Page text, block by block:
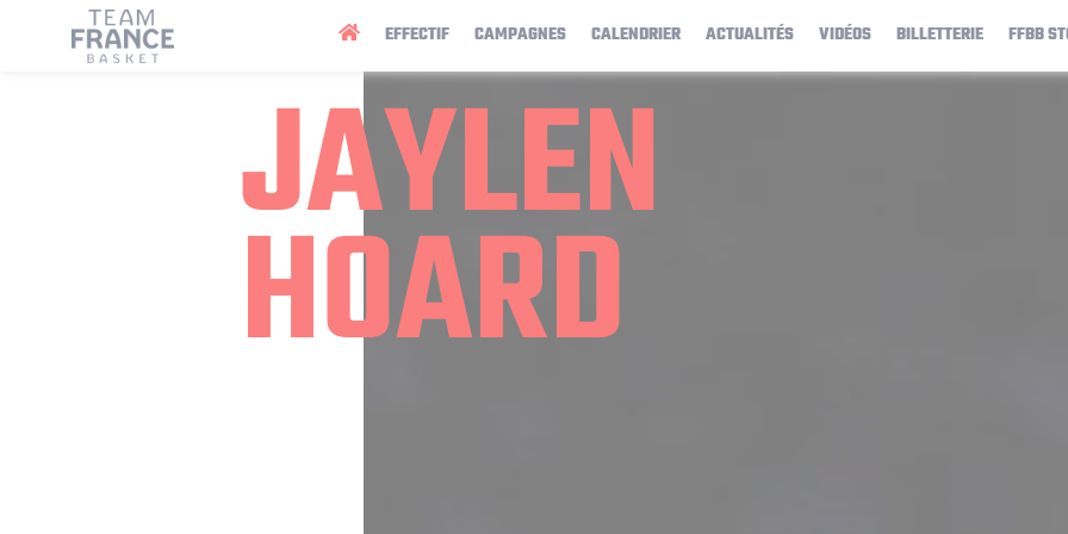
EFFECTIF CAMPAGNES CALENDRIER ACTUALITÉS VIDÉOS BILLETTERIE FFBB
JAYLEN
HOARD
Panneau de gestion des cookies